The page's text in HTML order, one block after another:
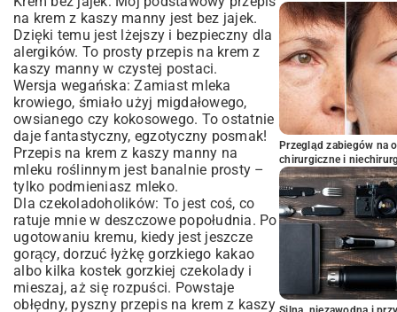
na krem z kaszy manny jest bez jajek.
Dzięki temu jest lżejszy i bezpieczny dla
alergików. To prosty przepis na krem z
kaszy manny w czystej postaci.
Wersja wegańska: Zamiast mleka
krowiego, śmiało użyj migdałowego,
owsianego czy kokosowego. To ostatnie
daje fantastyczny, egzotyczny posmak!
Przepis na krem z kaszy manny na
mleku roślinnym jest banalnie prosty –
tylko podmieniasz mleko.
Dla czekoladoholików: To jest coś, co
ratuje mnie w deszczowe popołudnia. Po
ugotowaniu kremu, kiedy jest jeszcze
gorący, dorzuć łyżkę gorzkiego kakao
albo kilka kostek gorzkiej czekolady i
mieszaj, aż się rozpuści. Powstaje
obłędny, pyszny przepis na krem z kaszy
Przegląd zabiegów na
chirurgiczne i